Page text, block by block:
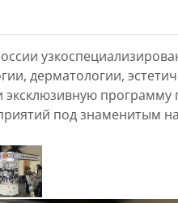
дерматологии,
эксклюзивную
под знаменитым